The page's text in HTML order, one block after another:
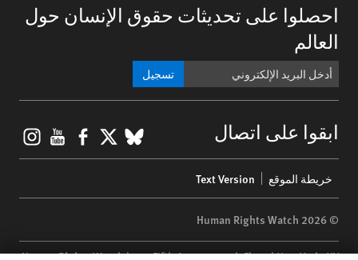
احصلوا على تحديثات حقوق الإنسان حول
العالم
تسجيل
ابقوا على اتصال BlueSky
X
menu
خريطة الموقع Text Version
© 2026 Human Rights Watch
Human Rights Watch| 350 Fifth Avenue, 34th Floor | New York,NY